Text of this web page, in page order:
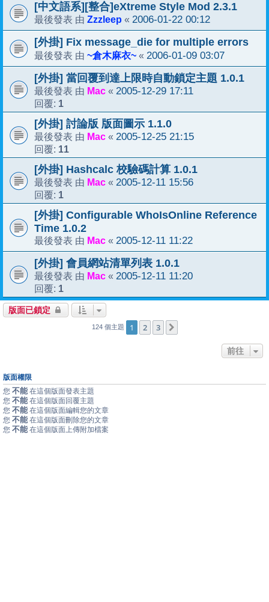
[中文語系][整合]eXtreme Style Mod 2.3.1
最後發表 由 Zzzleep « 2006-01-22 00:12
[外掛] Fix message_die for multiple errors
最後發表 由 ~倉木麻衣~ « 2006-01-09 03:07
[外掛] 當回覆到達上限時自動鎖定主題 1.0.1
最後發表 由 Mac « 2005-12-29 17:11
回覆: 1
[外掛] 討論版 版面圖示 1.1.0
最後發表 由 Mac « 2005-12-25 21:15
回覆: 11
[外掛] Hashcalc 校驗碼計算 1.0.1
最後發表 由 Mac « 2005-12-11 15:56
回覆: 1
[外掛] Configurable WhoIsOnline Reference
Time 1.0.2
最後發表 由 Mac « 2005-12-11 11:22
[外掛] 會員網站清單列表 1.0.1
最後發表 由 Mac « 2005-12-11 11:20
回覆: 1
版面已鎖定
124 個主題 1 2 3
前往
版面權限
您 不能 在這個版面發表主題
您 不能 在這個版面回覆主題
您 不能 在這個版面編輯您的文章
您 不能 在這個版面刪除您的文章
您 不能 在這個版面上傳附加檔案